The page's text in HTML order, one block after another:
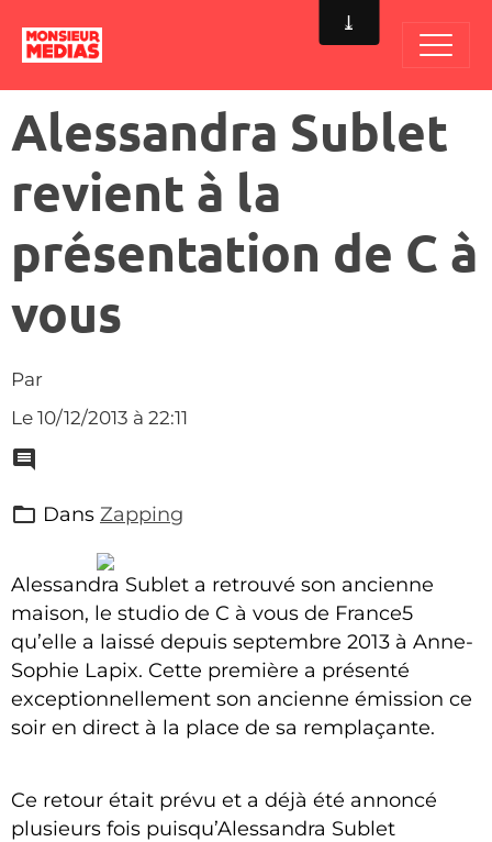
Alessandra Sublet
revient à la
présentation de C à
vous
Par
Le 10/12/2013 à 22:11
Dans Zapping
Alessandra Sublet a retrouvé son ancienne
maison, le studio de C à vous de France5
qu’elle a laissé depuis septembre 2013 à Anne-
Sophie Lapix. Cette première a présenté
exceptionnellement son ancienne émission ce
soir en direct à la place de sa remplaçante.
Ce retour était prévu et a déjà été annoncé
plusieurs fois puisqu’Alessandra Sublet